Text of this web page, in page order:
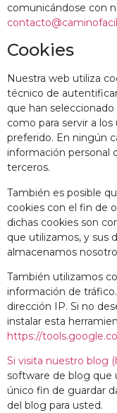
comunicándose con
Cookies
Nuestra web utiliza
técnico de
que han
como para servir a
preferido. En ningún
información personal
terceros.
También es posible
cookies con el fin de
dichas cookies son
que utilizamos, y sus
almacenamos
También utilizamos
información de
dirección IP. Si no
instalar esta
https://
Si visita nuestro blog (
software de blog que
único fin de guardar
del blog para usted.